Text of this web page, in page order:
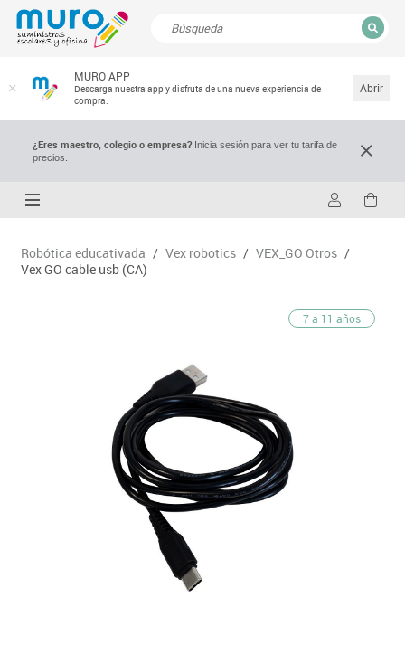
MURO APP
Descarga nuestra app y disfruta de una nueva experiencia de
compra.
Abrir
¿Eres maestro, colegio o empresa?Inicia sesión para ver tu tarifa de
precios.
Robótica educativada / Vex robotics / VEX_GO Otros /
Vex GO cable usb (CA)
7 a 11 años